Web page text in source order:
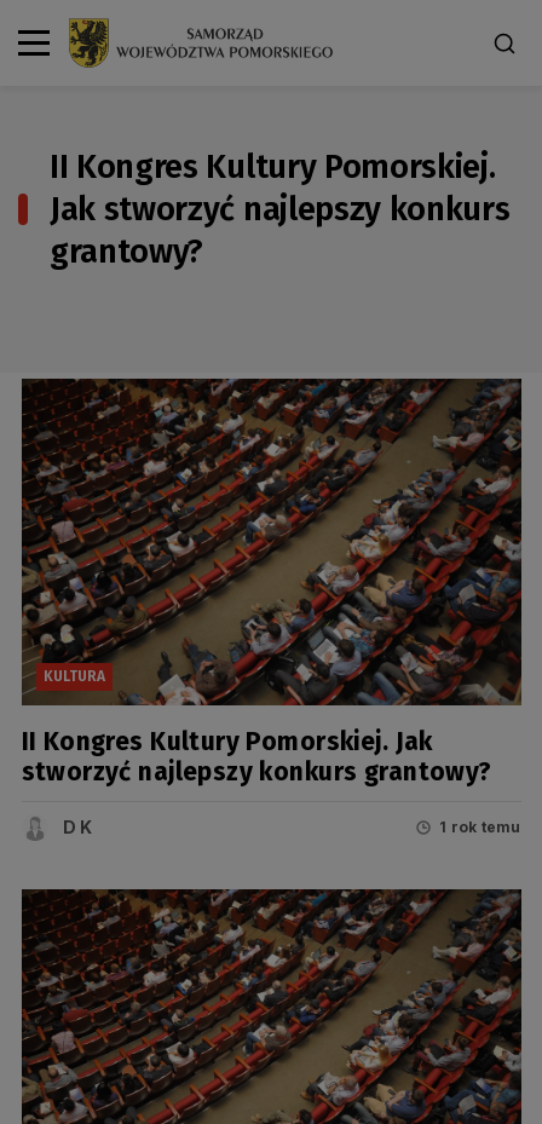
II Kongres Kultury Pomorskiej.
Jak stworzyć najlepszy konkurs
grantowy?
KULTURA
II Kongres Kultury Pomorskiej. Jak
stworzyć najlepszy konkurs grantowy?
D K 1 rok temu